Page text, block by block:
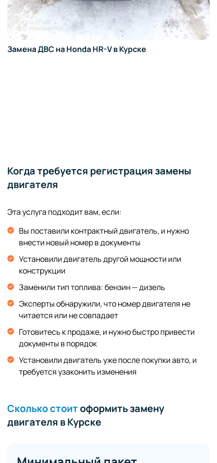
Замена ДВС на Honda HR-V в Курске
Когда требуется регистрация замены
двигателя
Эта услуга подходит вам, если:
Вы поставили контрактный двигатель, и нужно
внести новый номер в документы
Установили двигатель другой мощности или
конструкции
Заменили тип топлива: бензин — дизель
Эксперты обнаружили, что номер двигателя не
читается или не совпадает
Готовитесь к продаже, и нужно быстро привести
документы в порядок
Установили двигатель уже после покупки авто, и
требуется узаконить изменения
Сколько стоитоформить замену
двигателя в Курске